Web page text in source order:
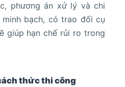
phương án xử lý và chi
bạch, có trao đổi cụ
giúp hạn chế rủi ro trong
thức thi công